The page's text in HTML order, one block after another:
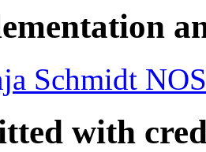
Schmidt
with